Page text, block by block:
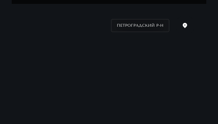
ПЕТРОГРАДСКИЙ Р-Н